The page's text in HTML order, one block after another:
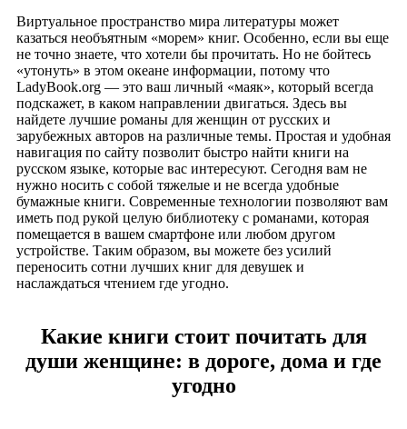
Виртуальное пространство мира литературы может
казаться необъятным «морем» книг. Особенно, если вы еще
не точно знаете, что хотели бы прочитать. Но не бойтесь
«утонуть» в этом океане информации, потому что
LadyBook.org — это ваш личный «маяк», который всегда
подскажет, в каком направлении двигаться. Здесь вы
найдете лучшие романы для женщин от русских и
зарубежных авторов на различные темы. Простая и удобная
навигация по сайту позволит быстро найти книги на
русском языке, которые вас интересуют. Сегодня вам не
нужно носить с собой тяжелые и не всегда удобные
бумажные книги. Современные технологии позволяют вам
иметь под рукой целую библиотеку с романами, которая
помещается в вашем смартфоне или любом другом
устройстве. Таким образом, вы можете без усилий
переносить сотни лучших книг для девушек и
наслаждаться чтением где угодно.
Какие книги стоит почитать для
души женщине: в дороге, дома и где
угодно